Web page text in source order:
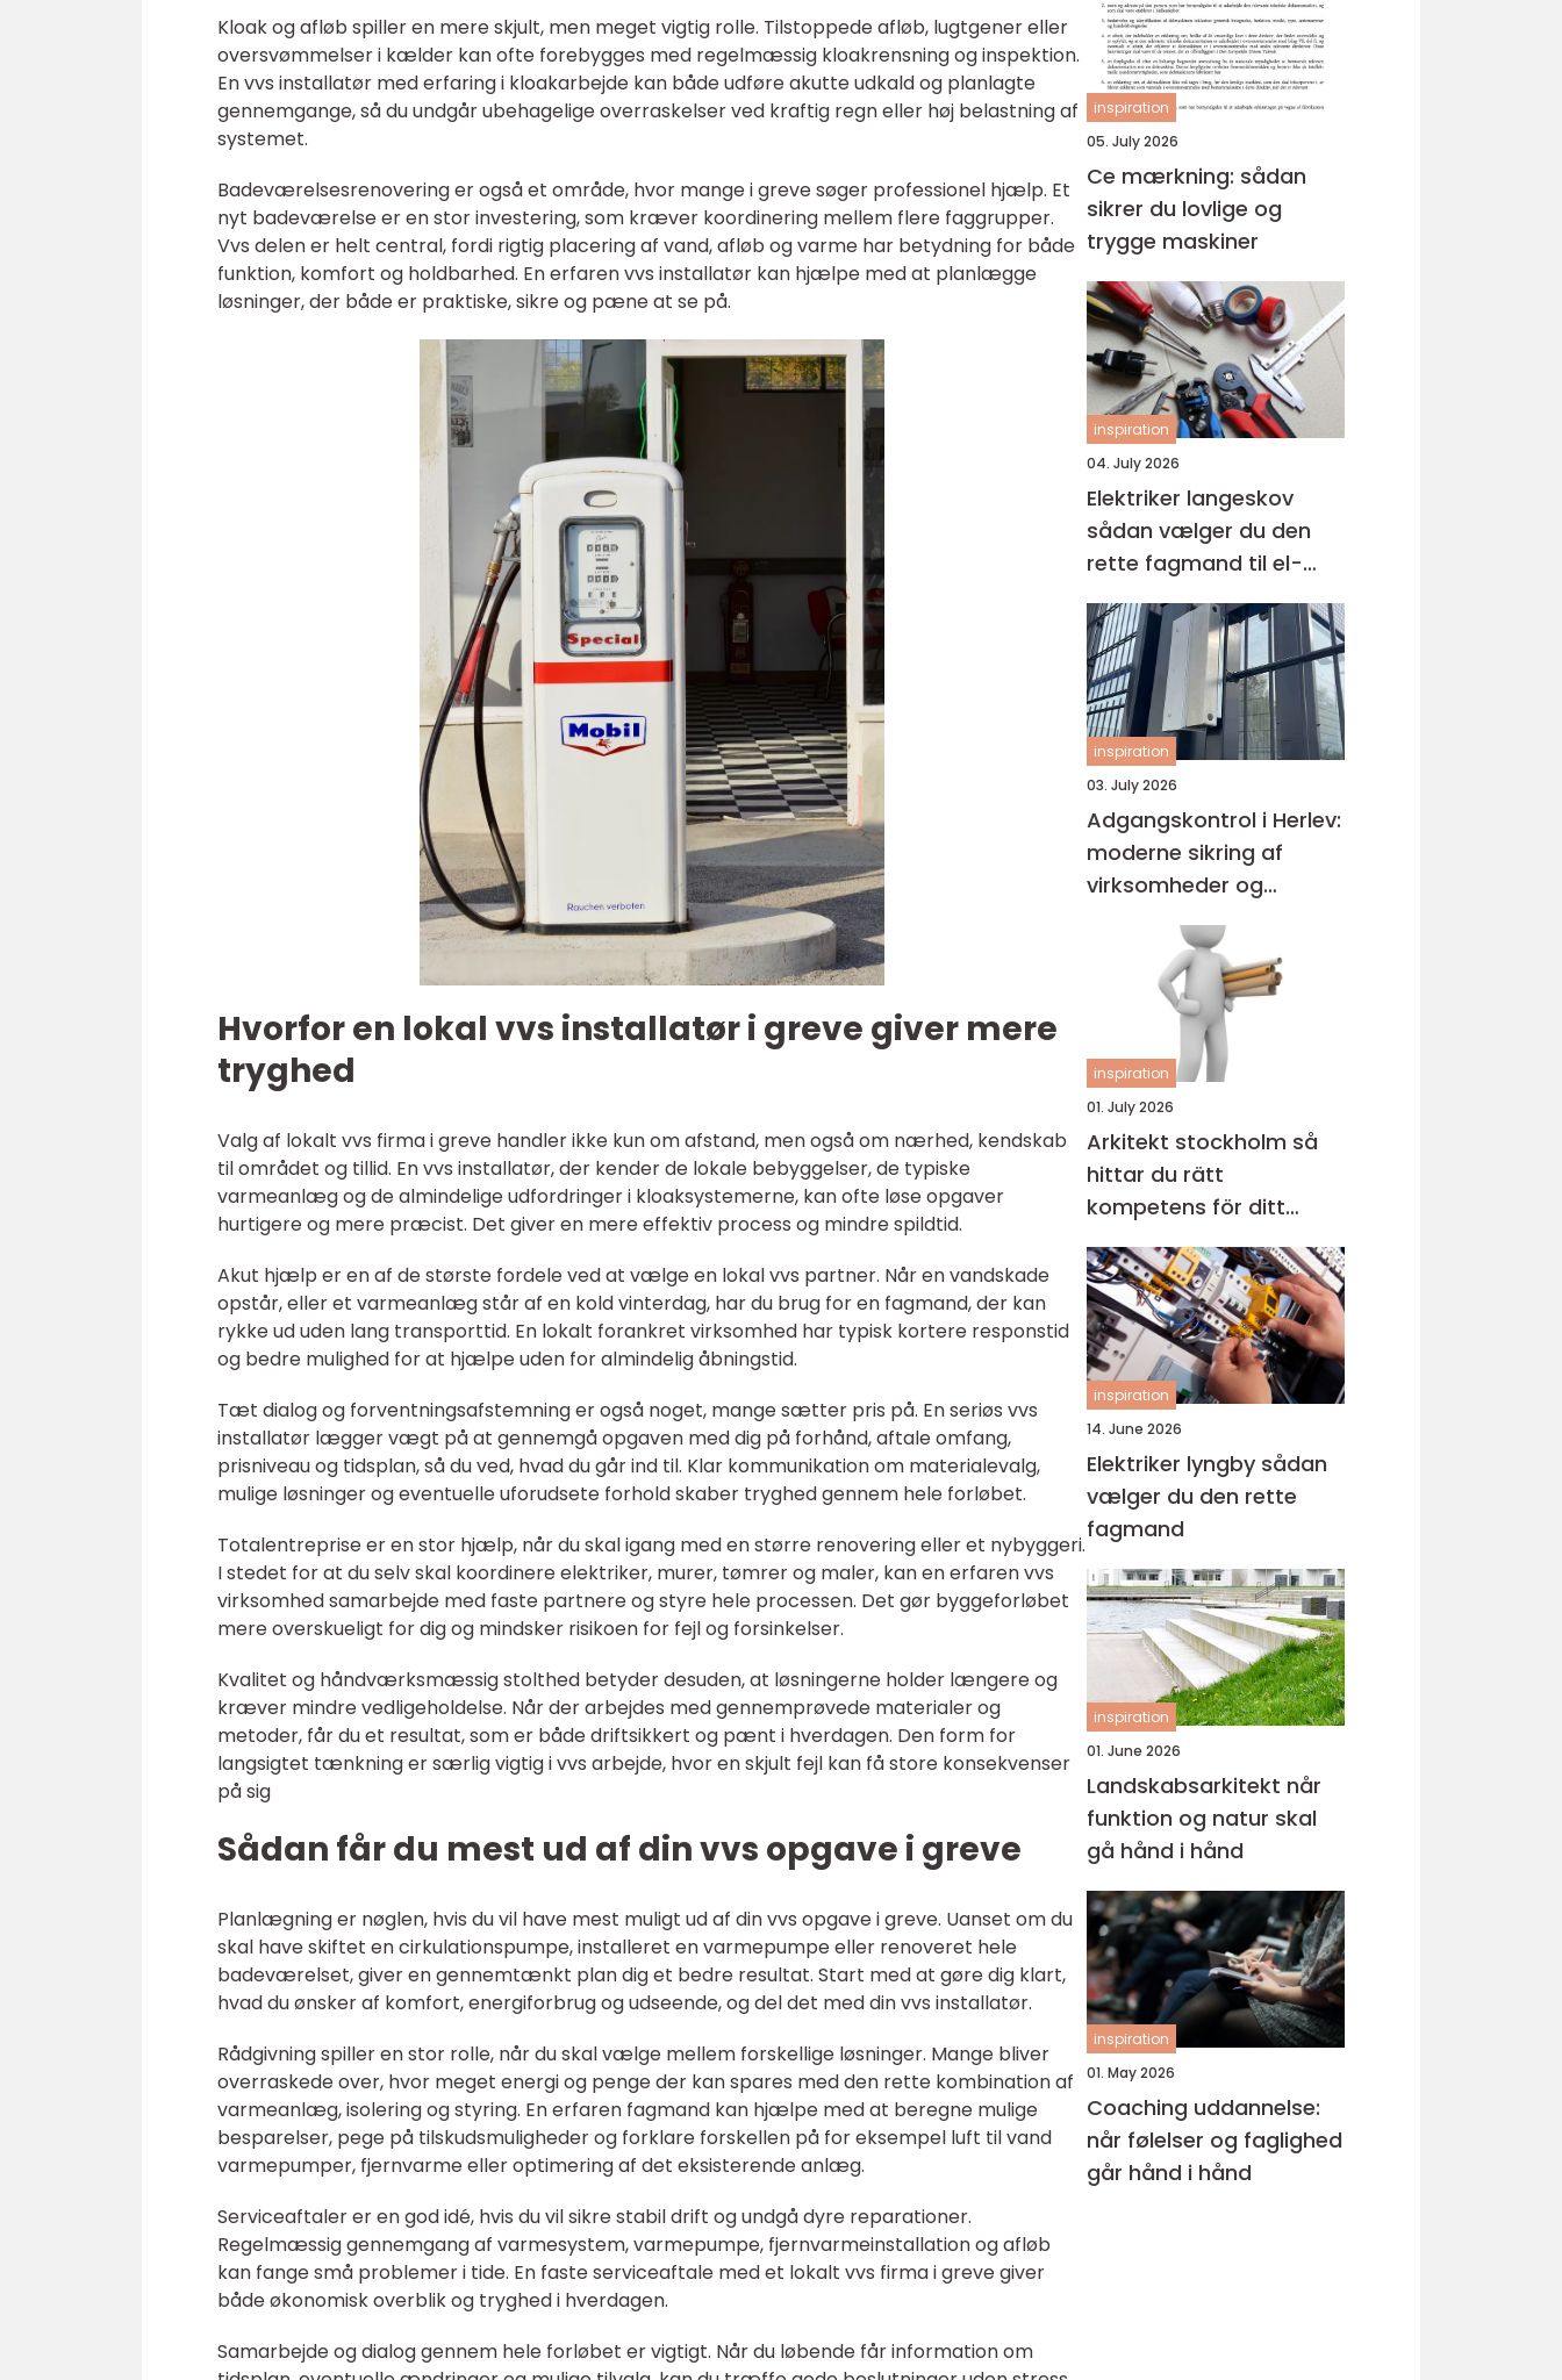
Kloak og afløb spiller en mere skjult, men meget vigtig rolle. Tilstoppede afløb, lugtgener eller
oversvømmelser i kælder kan ofte forebygges med regelmæssig kloakrensning og inspektion.
En vvs installatør med erfaring i kloakarbejde kan både udføre akutte udkald og planlagte
gennemgange, så du undgår ubehagelige overraskelser ved kraftig regn eller høj belastning af
systemet.
Badeværelsesrenovering er også et område, hvor mange i greve søger professionel hjælp. Et
nyt badeværelse er en stor investering, som kræver koordinering mellem flere faggrupper.
Vvs delen er helt central, fordi rigtig placering af vand, afløb og varme har betydning for både
funktion, komfort og holdbarhed. En erfaren vvs installatør kan hjælpe med at planlægge
løsninger, der både er praktiske, sikre og pæne at se på.
Hvorfor en lokal vvs installatør i greve giver mere
tryghed
Valg af lokalt vvs firma i greve handler ikke kun om afstand, men også om nærhed, kendskab
til området og tillid. En vvs installatør, der kender de lokale bebyggelser, de typiske
varmeanlæg og de almindelige udfordringer i kloaksystemerne, kan ofte løse opgaver
hurtigere og mere præcist. Det giver en mere effektiv process og mindre spildtid.
Akut hjælp er en af de største fordele ved at vælge en lokal vvs partner. Når en vandskade
opstår, eller et varmeanlæg står af en kold vinterdag, har du brug for en fagmand, der kan
rykke ud uden lang transporttid. En lokalt forankret virksomhed har typisk kortere responstid
og bedre mulighed for at hjælpe uden for almindelig åbningstid.
Tæt dialog og forventningsafstemning er også noget, mange sætter pris på. En seriøs vvs
installatør lægger vægt på at gennemgå opgaven med dig på forhånd, aftale omfang,
prisniveau og tidsplan, så du ved, hvad du går ind til. Klar kommunikation om materialevalg,
mulige løsninger og eventuelle uforudsete forhold skaber tryghed gennem hele forløbet.
Totalentreprise er en stor hjælp, når du skal igang med en større renovering eller et nybyggeri.
I stedet for at du selv skal koordinere elektriker, murer, tømrer og maler, kan en erfaren vvs
virksomhed samarbejde med faste partnere og styre hele processen. Det gør byggeforløbet
mere overskueligt for dig og mindsker risikoen for fejl og forsinkelser.
Kvalitet og håndværksmæssig stolthed betyder desuden, at løsningerne holder længere og
kræver mindre vedligeholdelse. Når der arbejdes med gennemprøvede materialer og
metoder, får du et resultat, som er både driftsikkert og pænt i hverdagen. Den form for
langsigtet tænkning er særlig vigtig i vvs arbejde, hvor en skjult fejl kan få store konsekvenser
på sig
Sådan får du mest ud af din vvs opgave i greve
Planlægning er nøglen, hvis du vil have mest muligt ud af din vvs opgave i greve. Uanset om du
skal have skiftet en cirkulationspumpe, installeret en varmepumpe eller renoveret hele
badeværelset, giver en gennemtænkt plan dig et bedre resultat. Start med at gøre dig klart,
hvad du ønsker af komfort, energiforbrug og udseende, og del det med din vvs installatør.
Rådgivning spiller en stor rolle, når du skal vælge mellem forskellige løsninger. Mange bliver
overraskede over, hvor meget energi og penge der kan spares med den rette kombination af
varmeanlæg, isolering og styring. En erfaren fagmand kan hjælpe med at beregne mulige
besparelser, pege på tilskudsmuligheder og forklare forskellen på for eksempel luft til vand
varmepumper, fjernvarme eller optimering af det eksisterende anlæg.
Serviceaftaler er en god idé, hvis du vil sikre stabil drift og undgå dyre reparationer.
Regelmæssig gennemgang af varmesystem, varmepumpe, fjernvarmeinstallation og afløb
kan fange små problemer i tide. En faste serviceaftale med et lokalt vvs firma i greve giver
både økonomisk overblik og tryghed i hverdagen.
Samarbejde og dialog gennem hele forløbet er vigtigt. Når du løbende får information om
inspiration
05. July 2026
Ce mærkning: sådan
sikrer du lovlige og
trygge maskiner
inspiration
04. July 2026
Elektriker langeskov
sådan vælger du den
rette fagmand til el-
opgaven
inspiration
03. July 2026
Adgangskontrol i Herlev:
moderne sikring af
virksomheder og
ejendomme
inspiration
01. July 2026
Arkitekt stockholm så
hittar du rätt
kompetens för ditt
projekt
inspiration
14. June 2026
Elektriker lyngby sådan
vælger du den rette
fagmand
inspiration
01. June 2026
Landskabsarkitekt når
funktion og natur skal
gå hånd i hånd
inspiration
01. May 2026
Coaching uddannelse:
når følelser og faglighed
går hånd i hånd